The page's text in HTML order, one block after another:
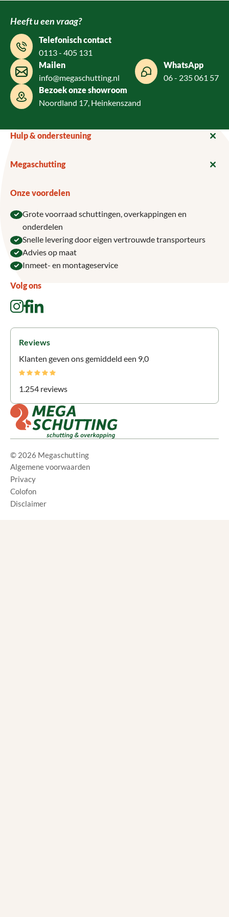
Heeft u een vraag?
Telefonisch contact
0113 - 405 131
Mailen
info@megaschutting.nl
WhatsApp
06 - 235 061 57
Bezoek onze showroom
Noordland 17, Heinkenszand
Hulp & ondersteuning
Megaschutting
Onze voordelen
Grote voorraad schuttingen, overkappingen en
onderdelen
Snelle levering door eigen vertrouwde transporteurs
Advies op maat
Inmeet- en montageservice
Volg ons
Reviews
Klanten geven ons gemiddeld een 9,0
1.254 reviews
© 2026 Megaschutting
Algemene voorwaarden
Privacy
Colofon
Disclaimer